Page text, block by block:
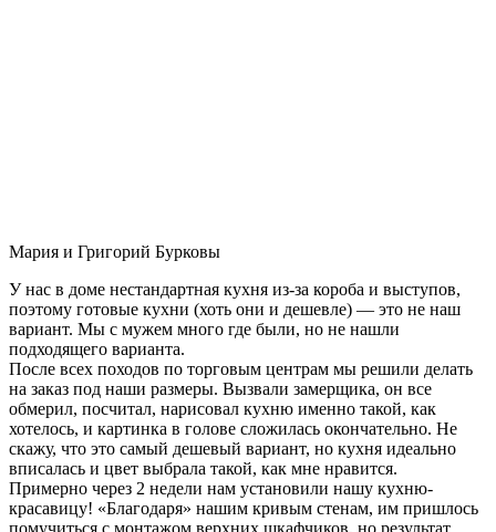
Мария и Григорий Бурковы
У нас в доме нестандартная кухня из-за короба и выступов,
поэтому готовые кухни (хоть они и дешевле) — это не наш
вариант. Мы с мужем много где были, но не нашли
подходящего варианта.
После всех походов по торговым центрам мы решили делать
на заказ под наши размеры. Вызвали замерщика, он все
обмерил, посчитал, нарисовал кухню именно такой, как
хотелось, и картинка в голове сложилась окончательно. Не
скажу, что это самый дешевый вариант, но кухня идеально
вписалась и цвет выбрала такой, как мне нравится.
Примерно через 2 недели нам установили нашу кухню-
красавицу! «Благодаря» нашим кривым стенам, им пришлось
помучиться с монтажом верхних шкафчиков, но результат